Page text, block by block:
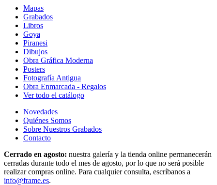
Mapas
Grabados
Libros
Goya
Piranesi
Dibujos
Obra Gráfica Moderna
Posters
Fotografía Antigua
Obra Enmarcada - Regalos
Ver todo el catálogo
Novedades
Quiénes Somos
Sobre Nuestros Grabados
Contacto
Cerrado en agosto: nuestra galería y la tienda online permanecerán
cerradas durante todo el mes de agosto, por lo que no será posible
realizar compras online. Para cualquier consulta, escríbanos a
info@frame.es.